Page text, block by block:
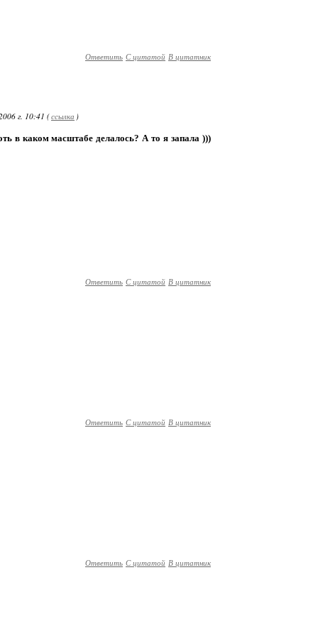
Ответить С цитатой В цитатник
г. 10:41 (ссылка )
в каком масштабе делалось? А то я запала )))
Ответить С цитатой В цитатник
Ответить С цитатой В цитатник
Ответить С цитатой В цитатник